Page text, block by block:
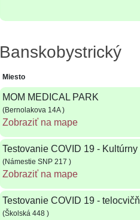
Banskobystrický
Miesto
MOM MEDICAL PARK
(Bernolakova 14A )
Zobraziť na mape
Testovanie COVID 19 -
(Námestie SNP 217 )
Zobraziť na mape
Testovanie COVID 19 -
(Školská 448 )